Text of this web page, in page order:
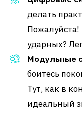
делать
Пожалуйста!
ударных?
Модульные
боитесь
Тут, как в
идеальный